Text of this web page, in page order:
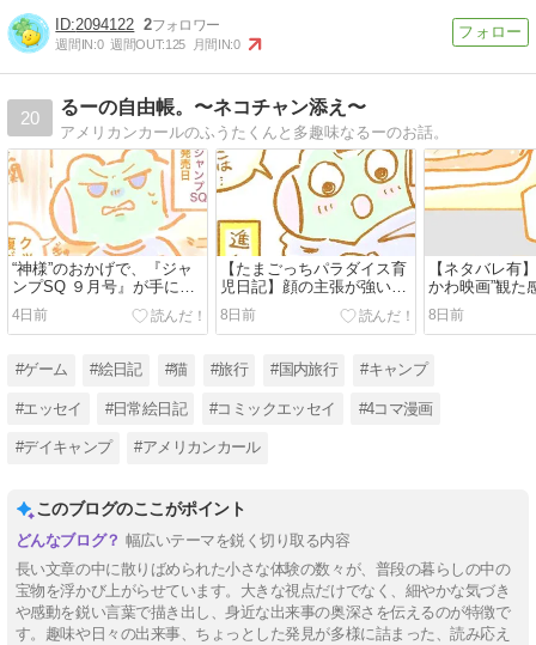
2094122 2
週間IN:0 週間OUT:125 月間IN:0
20
るーの自由帳。〜ネコチャン添え〜
アメリカンカールのふうたくんと多趣味なるーのお話。
“神様”のおかげで、『ジャ
ンプSQ ９月号』が手に入
った話。
4日前
【たまごっちパラダイス育
児日記】顔の主張が強いヤ
ングになった【33】
8日前
【ネタバレ有
かわ映画”観た
8日前
#ゲーム #絵日記 #猫 #旅行 #国内旅行 #キャンプ
#エッセイ #日常絵日記 #コミックエッセイ #4コマ漫画
#デイキャンプ #アメリカンカール
このブログのここがポイント
幅広いテーマを鋭く切り取る内容
長い文章の中に散りばめられた小さな体験の数々が、普段の暮らしの中の
宝物を浮かび上がらせています。大きな視点だけでなく、細やかな気づき
や感動を鋭い言葉で描き出し、身近な出来事の奥深さを伝えるのが特徴で
す。趣味や日々の出来事、ちょっとした発見が多様に詰まった、読み応え